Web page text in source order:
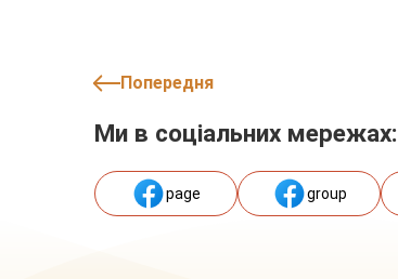
Попередня
Ми в соціальних мережах:
page group